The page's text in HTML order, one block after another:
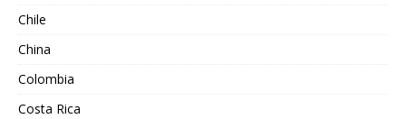
Chile
China
Colombia
Costa Rica